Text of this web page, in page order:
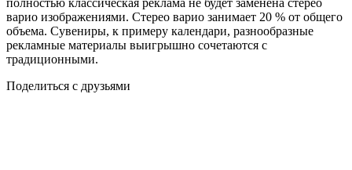
варио изображениями. Стерео варио занимает 20 % от общего
объема. Сувениры, к примеру календари, разнообразные
рекламные материалы выигрышно сочетаются с
традиционными.
Поделиться с друзьями